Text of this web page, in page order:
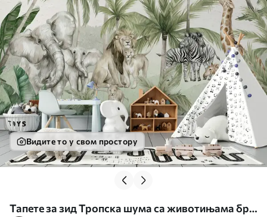
Видите то у свом простору
Тапете за зид Тропска шума са животињама бр.